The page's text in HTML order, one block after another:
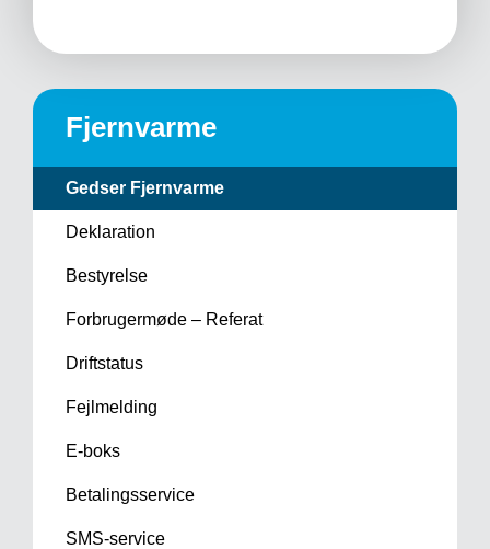
Fjernvarme
Gedser Fjernvarme
Deklaration
Bestyrelse
Forbrugermøde – Referat
Driftstatus
Fejlmelding
E-boks
Betalingsservice
SMS-service